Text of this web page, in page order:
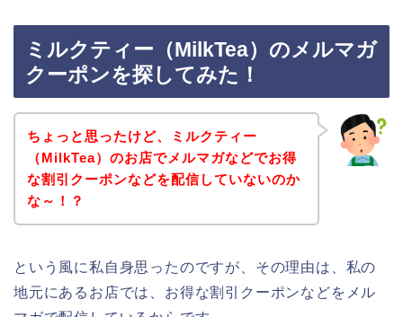
ミルクティー（MilkTea）のメルマガ
クーポンを探してみた！
ちょっと思ったけど、ミルクティー
（MilkTea）のお店でメルマガなどでお得
な割引クーポンなどを配信していないのか
な～！？
という風に私自身思ったのですが、その理由は、私の
地元にあるお店では、お得な割引クーポンなどをメル